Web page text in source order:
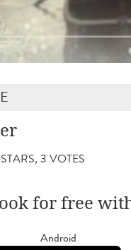
3 VOTES
for free
Android